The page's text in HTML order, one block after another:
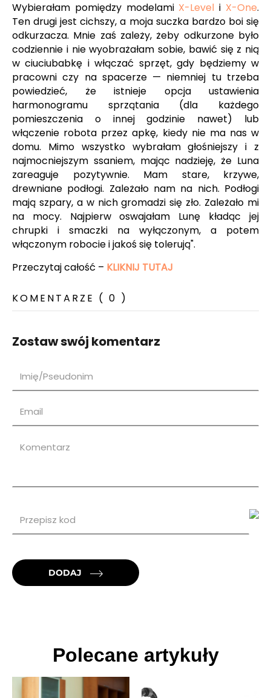
Wybierałam pomiędzy modelami X-Leveli X-One.
Ten drugi jest cichszy, a moja suczka bardzo boi się
odkurzacza. Mnie zaś zależy, żeby odkurzone było
codziennie i nie wyobrażałam sobie, bawić się z nią
w ciuciubabkę i włączać sprzęt, gdy będziemy w
pracowni czy na spacerze — niemniej tu trzeba
powiedzieć, że istnieje opcja ustawienia
harmonogramu sprzątania (dla każdego
pomieszczenia o innej godzinie nawet) lub
włączenie robota przez apkę, kiedy nie ma nas w
domu. Mimo wszystko wybrałam głośniejszy i z
najmocniejszym ssaniem, mając nadzieję, że Luna
zareaguje pozytywnie. Mam stare, krzywe,
drewniane podłogi. Zależało nam na nich. Podłogi
mają szpary, a w nich gromadzi się zło. Zależało mi
na mocy. Najpierw oswajałam Lunę kładąc jej
chrupki i smaczki na wyłączonym, a potem
włączonym robocie i jakoś się tolerują".
Przeczytaj całość – KLIKNIJ TUTAJ
KOMENTARZE ( 0 )
Zostaw swój komentarz
DODAJ
Polecane artykuły